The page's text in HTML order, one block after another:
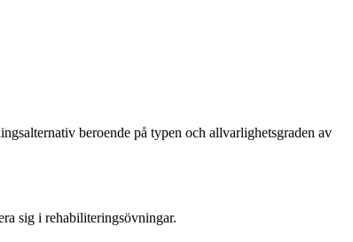
beroende på typen och allvarlighetsgraden av
sig i rehabiliteringsövningar.